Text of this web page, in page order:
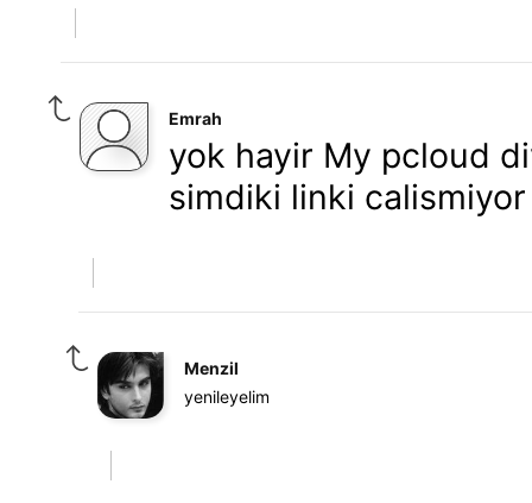
Emrah
yok hayir My pcloud
simdiki linki
Menzil
yenileyelim